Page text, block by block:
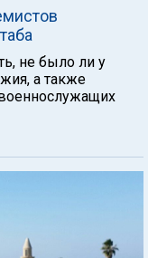
не было ли у
а также